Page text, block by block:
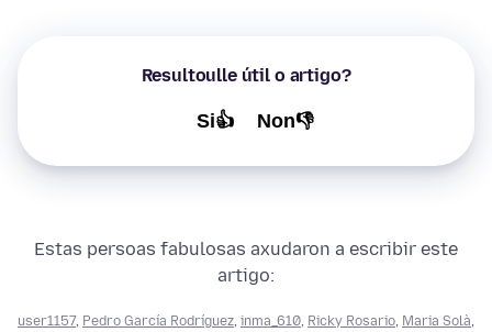
Resultoulle útil o artigo?
Si👍 Non👎
Estas persoas fabulosas axudaron a escribir este
artigo:
user1157, Pedro García Rodríguez, inma_610, Ricky Rosario, Maria Solà,